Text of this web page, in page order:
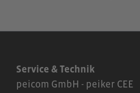
Service & Technik
peicom GmbH - peiker CEE